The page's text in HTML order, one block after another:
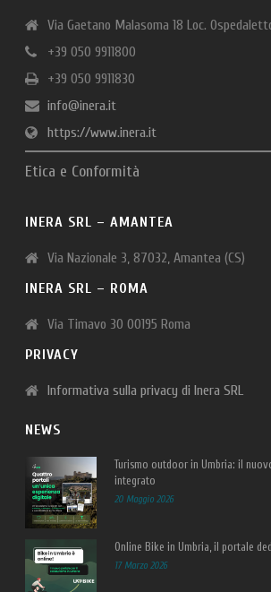
Via Gaetano Malasoma 18 Loc.
+39 050 9911800
+39 050 9911830
info@inera.it
https://www.inera.it
Etica e Conformità
INERA SRL – AMANTEA
Via Nazionale 3, 87032, Amantea (CS)
INERA SRL – ROMA
Via Timavo 30 00195 Roma
PRIVACY
Informativa sulla privacy di Inera SRL
NEWS
Turismo outdoor in Umbria: il
integrato
20 Maggio 2026
Online Bike in Umbria, il portale
17 Marzo 2026